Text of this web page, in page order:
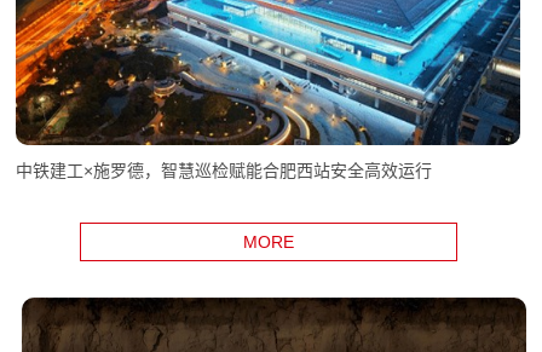
中铁建工×施罗德，智慧巡检赋能合肥西站安全高效运行
MORE